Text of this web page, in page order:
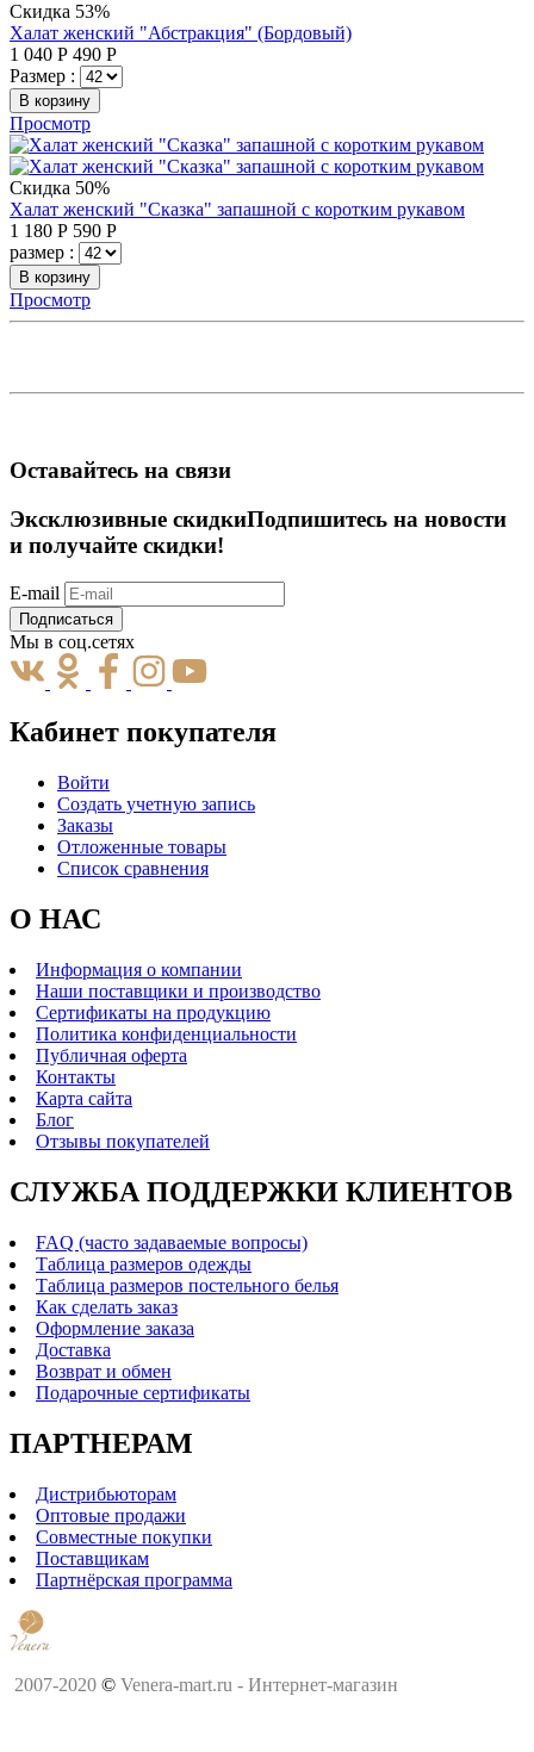
Скидка 53%
Халат женский "Абстракция" (Бордовый)
1 040 Р 490 Р
Размер :
В корзину
Просмотр
Скидка 50%
Халат женский "Сказка" запашной с коротким рукавом
1 180 Р 590 Р
размер :
В корзину
Просмотр
Оставайтесь на связи
Эксклюзивные скидкиПодпишитесь на новости
и получайте скидки!
E-mail
Подписаться
Мы в соц.сетях
Кабинет покупателя
Войти
Создать учетную запись
Заказы
Отложенные товары
Список сравнения
О НАС
Информация о компании
Наши поставщики и производство
Сертификаты на продукцию
Политика конфиденциальности
Публичная оферта
Контакты
Карта сайта
Блог
Отзывы покупателей
СЛУЖБА ПОДДЕРЖКИ КЛИЕНТОВ
FAQ (часто задаваемые вопросы)
Таблица размеров одежды
Таблица размеров постельного белья
Как сделать заказ
Оформление заказа
Доставка
Возврат и обмен
Подарочные сертификаты
ПАРТНЕРАМ
Дистрибьюторам
Оптовые продажи
Совместные покупки
Поставщикам
Партнёрская программа
2007-2020 © Venera-mart.ru - Интернет-магазин